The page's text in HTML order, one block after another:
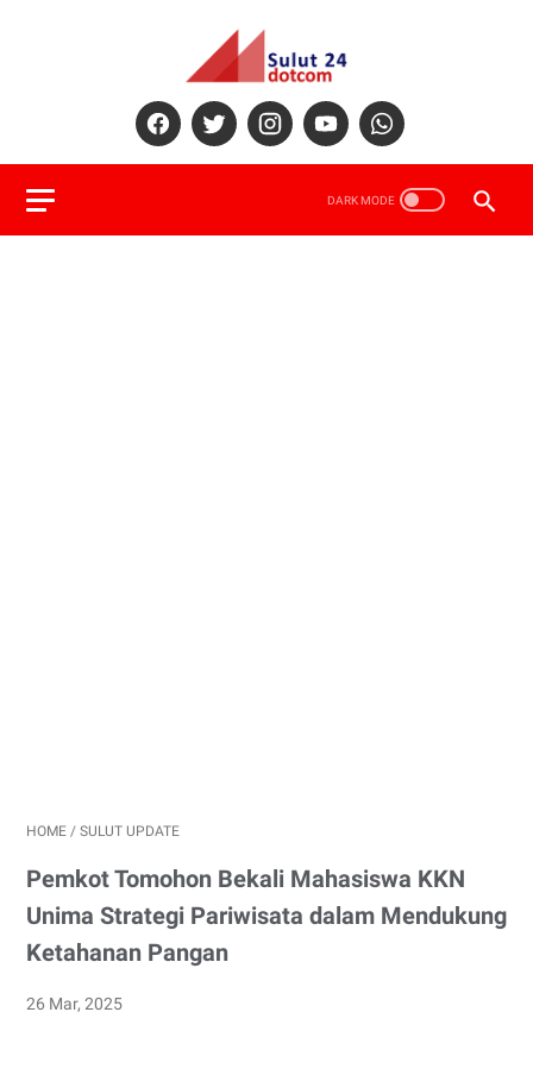
HOME / SULUT UPDATE
Pemkot Tomohon Bekali Mahasiswa KKN
Unima Strategi Pariwisata dalam Mendukung
Ketahanan Pangan
26 Mar, 2025